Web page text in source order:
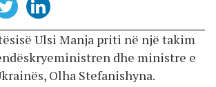
Ulsi Manja priti në një takim
dhe ministre e
Olha Stefanishyna.